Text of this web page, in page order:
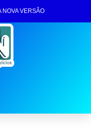
NOVA VERSÃO